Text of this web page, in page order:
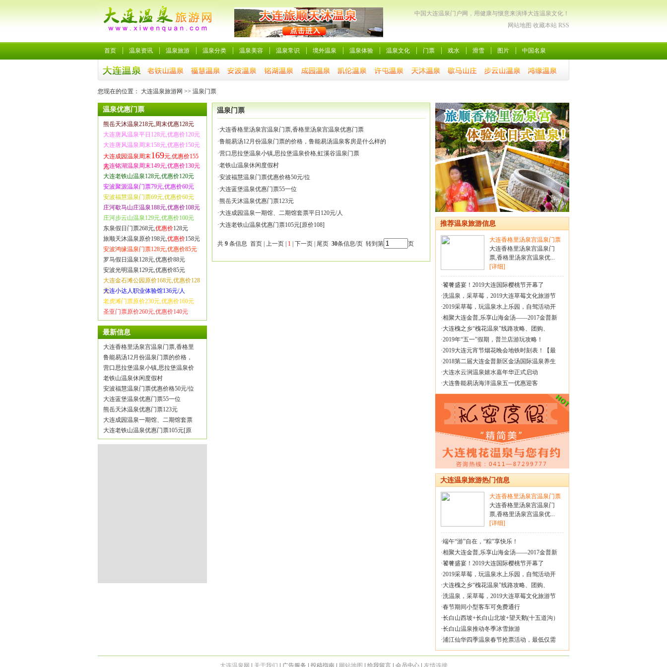
中国大连温泉门户网，用健康与惬意来演绎大连温泉文化！
网站地图 收藏本站 RSS
首页 温泉资讯 温泉旅游 温泉分类 温泉美容 温泉常识 境外温泉 温泉体验 温泉文化 门票 戏水 滑雪 图片 中国名泉
您现在的位置： 大连温泉旅游网 >> 温泉门票
温泉优惠门票
熊岳天沐温泉218元,周末优惠128元
大连唐风温泉平日128元,优惠价120元
大连唐风温泉周末158元,优惠价150元
大连成园温泉周末169元,优惠价155
元
大连铭湖温泉周末149元,优惠价130元
大连老铁山温泉128元,优惠价120元
安波聚源温泉门票79元,优惠价60元
安波福慧温泉门票69元,优惠价60元
庄河歇马山庄温泉188元,优惠价108元
庄河步云山温泉129元,优惠价100元
东泉假日门票268元,优惠价128元
旅顺天沐温泉原价198元,优惠价158元
安波鸿缘温泉门票128元,优惠价85元
罗马假日温泉128元,优惠价88元
安波光明温泉129元,优惠价85元
大连金石滩公园原价168元,优惠价128
元
大连小达人职业体验馆136元/人
老虎滩门票原价230元,优惠价160元
圣亚门票原价260元,优惠价140元
最新信息
大连香格里汤泉宫温泉门票,香格里
鲁能易汤12月份温泉门票的价格，
营口思拉堡温泉小镇,思拉堡温泉价
老铁山温泉休闲度假村
安波福慧温泉门票优惠价格50元/位
大连蓝堡温泉优惠门票55一位
熊岳天沐温泉优惠门票123元
大连成园温泉一期馆、二期馆套票
大连老铁山温泉优惠门票105元[原
温泉门票
·大连香格里汤泉宫温泉门票,香格里汤泉宫温泉优惠门票
·鲁能易汤12月份温泉门票的价格，鲁能易汤温泉客房是什么样的
·营口思拉堡温泉小镇,思拉堡温泉价格,虹溪谷温泉门票
·老铁山温泉休闲度假村
·安波福慧温泉门票优惠价格50元/位
·大连蓝堡温泉优惠门票55一位
·熊岳天沐温泉优惠门票123元
·大连成园温泉一期馆、二期馆套票平日120元/人
·大连老铁山温泉优惠门票105元[原价108]
共 9 条信息 首页 | 上一页 | 1 | 下一页 | 尾页 30条信息/页 转到第 页
推荐温泉旅游信息
大连香格里汤泉宫温泉门票
大连香格里汤泉宫温泉门
票,香格里汤泉宫温泉优...
[详细]
·饕餮盛宴！2019大连国际樱桃节开幕了
·洗温泉，采草莓，2019大连草莓文化旅游节
·2019采草莓，玩温泉水上乐园，自驾活动开
·相聚大连金普,乐享山海金汤——2017金普新
·大连槐之乡“槐花温泉”线路攻略、团购、
·2019年“五一”假期，普兰店游玩攻略！
·2019大连元宵节烟花晚会地铁时刻表！【最
·2018第二届大连金普新区金汤国际温泉养生
·大连水云涧温泉嬉水嘉年华正式启动
·大连鲁能易汤海洋温泉五一优惠迎客
大连温泉旅游热门信息
大连香格里汤泉宫温泉门票
大连香格里汤泉宫温泉门
票,香格里汤泉宫温泉优...
[详细]
·端午“游”自在，“粽”享快乐！
·相聚大连金普,乐享山海金汤——2017金普新
·饕餮盛宴！2019大连国际樱桃节开幕了
·2019采草莓，玩温泉水上乐园，自驾活动开
·大连槐之乡“槐花温泉”线路攻略、团购、
·洗温泉，采草莓，2019大连草莓文化旅游节
·春节期间小型客车可免费通行
·长白山西坡+长白山北坡+望天鹅(十五道沟）
·长白山温泉推动冬季冰雪旅游
·浦江仙华四季温泉春节抢票活动，最低仅需
大连温泉网 关于我们 | 广告服务 | 投稿指南 | 网站地图 | 给我留言 | 会员中心 | 友情连接